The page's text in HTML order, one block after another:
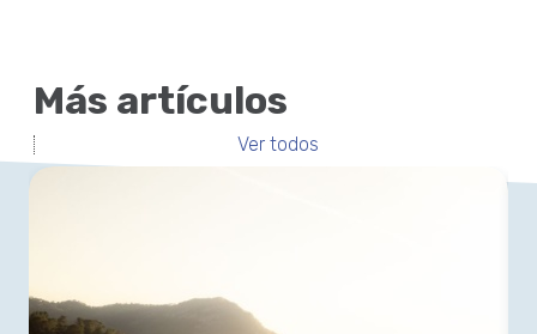
Más artículos
Ver todos